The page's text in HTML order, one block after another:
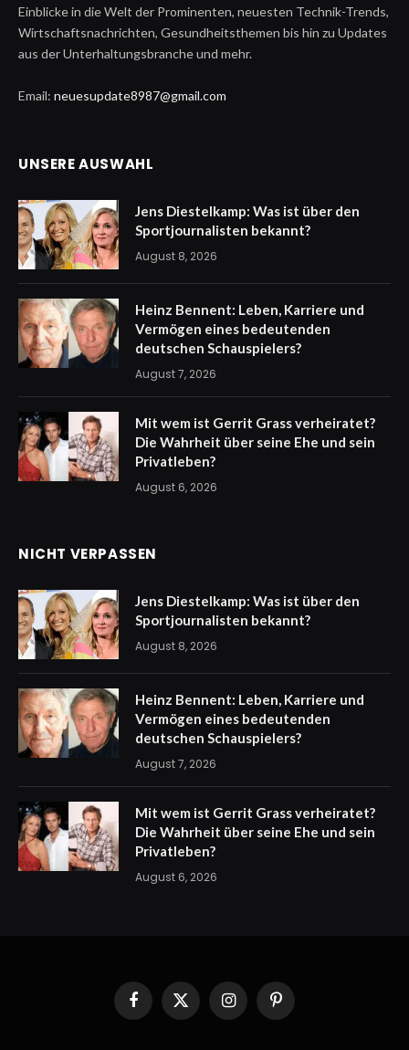
Einblicke in die Welt der Prominenten, neuesten Technik-Trends,
Wirtschaftsnachrichten, Gesundheitsthemen bis hin zu Updates
aus der Unterhaltungsbranche und mehr.
Email: neuesupdate8987@gmail.com
UNSERE AUSWAHL
Jens Diestelkamp: Was ist über den
Sportjournalisten bekannt?
August 8, 2026
Heinz Bennent: Leben, Karriere und
Vermögen eines bedeutenden
deutschen Schauspielers?
August 7, 2026
Mit wem ist Gerrit Grass verheiratet?
Die Wahrheit über seine Ehe und sein
Privatleben?
August 6, 2026
NICHT VERPASSEN
Jens Diestelkamp: Was ist über den
Sportjournalisten bekannt?
August 8, 2026
Heinz Bennent: Leben, Karriere und
Vermögen eines bedeutenden
deutschen Schauspielers?
August 7, 2026
Mit wem ist Gerrit Grass verheiratet?
Die Wahrheit über seine Ehe und sein
Privatleben?
August 6, 2026
FacebookX
InstagramPinterest